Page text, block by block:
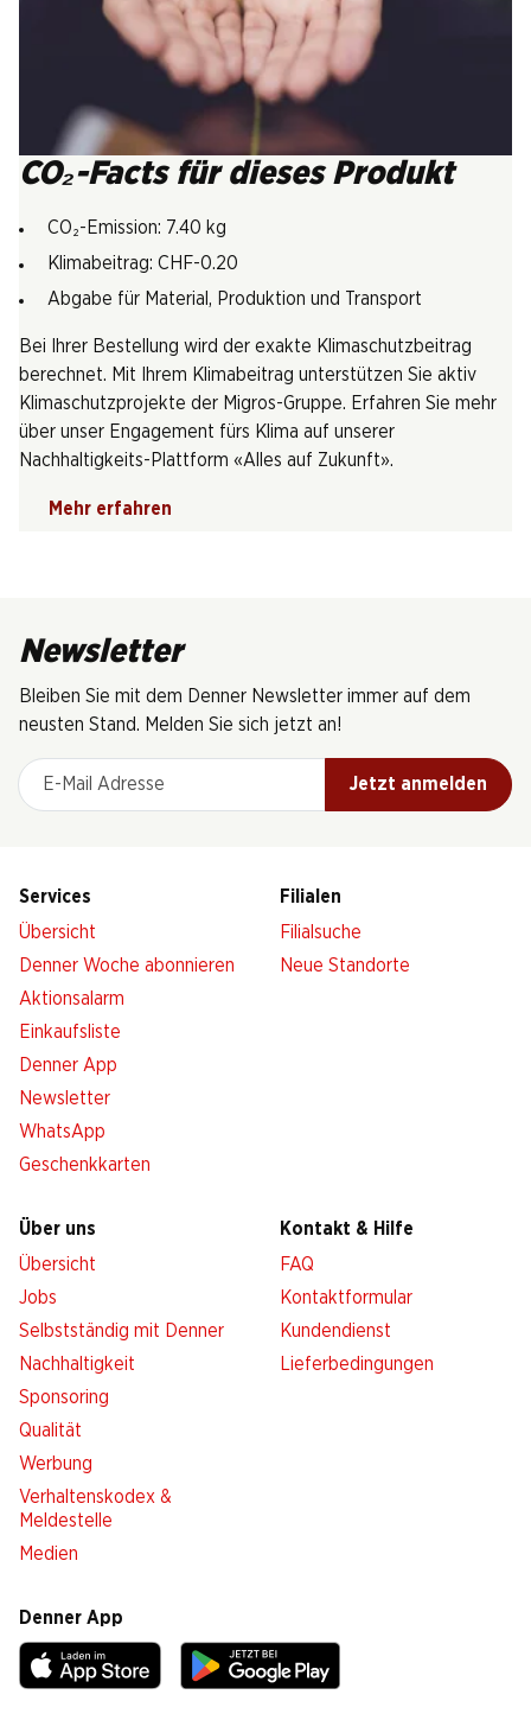
CO₂-Facts für dieses Produkt
CO₂-Emission: 7.40 kg
Klimabeitrag: CHF-0.20
Abgabe für Material, Produktion und Transport
Bei Ihrer Bestellung wird der exakte Klimaschutzbeitrag
berechnet. Mit Ihrem Klimabeitrag unterstützen Sie aktiv
Klimaschutzprojekte der Migros-Gruppe. Erfahren Sie mehr
über unser Engagement fürs Klima auf unserer
Nachhaltigkeits-Plattform «Alles auf Zukunft».
Mehr erfahren
Newsletter
Bleiben Sie mit dem Denner Newsletter immer auf dem
neusten Stand. Melden Sie sich jetzt an!
E-Mail Adresse
Jetzt anmelden
Services
Übersicht
Denner Woche abonnieren
Aktionsalarm
Einkaufsliste
Denner App
Newsletter
WhatsApp
Geschenkkarten
Filialen
Filialsuche
Neue Standorte
Über uns
Übersicht
Jobs
Selbstständig mit Denner
Nachhaltigkeit
Sponsoring
Qualität
Werbung
Verhaltenskodex &
Meldestelle
Medien
Kontakt & Hilfe
FAQ
Kontaktformular
Kundendienst
Lieferbedingungen
Denner App